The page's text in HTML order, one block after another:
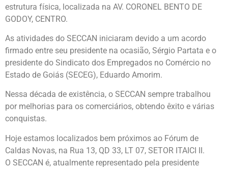
estrutura física, localizada na AV. CORONEL BENTO DE
GODOY, CENTRO.
As atividades do SECCAN iniciaram devido a um acordo
firmado entre seu presidente na ocasião, Sérgio Partata e o
presidente do Sindicato dos Empregados no Comércio no
Estado de Goiás (SECEG), Eduardo Amorim.
Nessa década de existência, o SECCAN sempre trabalhou
por melhorias para os comerciários, obtendo êxito e várias
conquistas.
Hoje estamos localizados bem próximos ao Fórum de
Caldas Novas, na Rua 13, QD 33, LT 07, SETOR ITAICI II.
O SECCAN é, atualmente representado pela presidente